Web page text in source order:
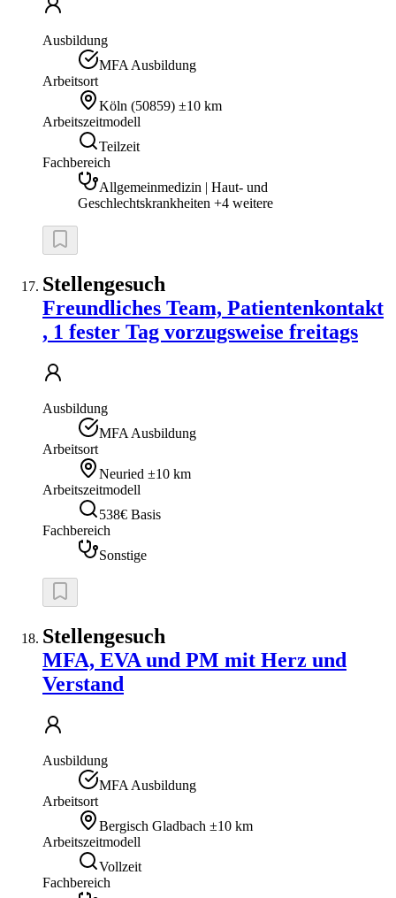
Ausbildung
MFA Ausbildung
Arbeitsort
Köln (50859) ±10 km
Arbeitszeitmodell
Teilzeit
Fachbereich
Allgemeinmedizin | Haut- und
Geschlechtskrankheiten +4 weitere
Stellengesuch
Freundliches Team, Patientenkontakt
, 1 fester Tag vorzugsweise freitags
Ausbildung
MFA Ausbildung
Arbeitsort
Neuried ±10 km
Arbeitszeitmodell
538€ Basis
Fachbereich
Sonstige
Stellengesuch
MFA, EVA und PM mit Herz und
Verstand
Ausbildung
MFA Ausbildung
Arbeitsort
Bergisch Gladbach ±10 km
Arbeitszeitmodell
Vollzeit
Fachbereich